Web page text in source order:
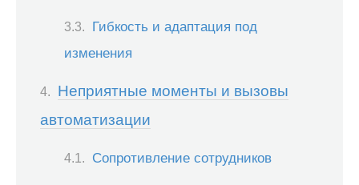
Гибкость и адаптация под
изменения
Неприятные моменты и вызовы
автоматизации
Сопротивление сотрудников